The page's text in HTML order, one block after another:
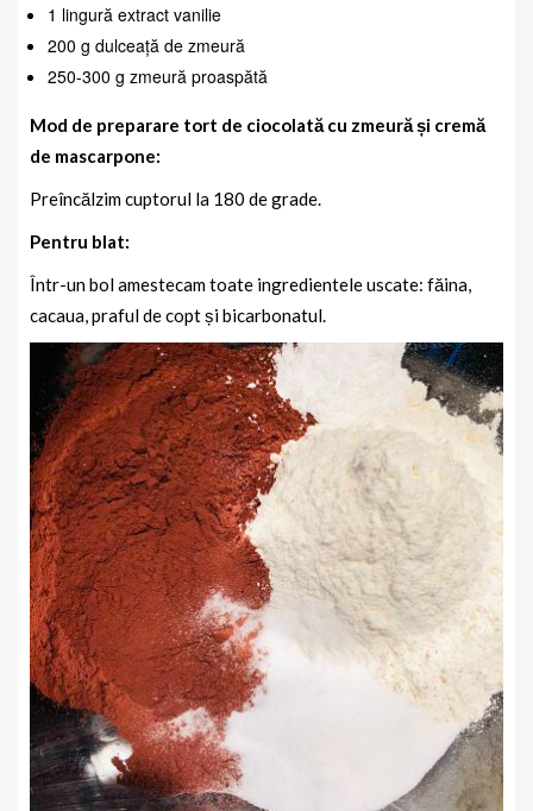
1 lingură extract vanilie
200 g dulceață de zmeură
250-300 g zmeură proaspătă
Mod de preparare tort de ciocolată cu zmeură și cremă
de mascarpone:
Preîncălzim cuptorul la 180 de grade.
Pentru blat:
Într-un bol amestecam toate ingredientele uscate: făina,
cacaua, praful de copt și bicarbonatul.